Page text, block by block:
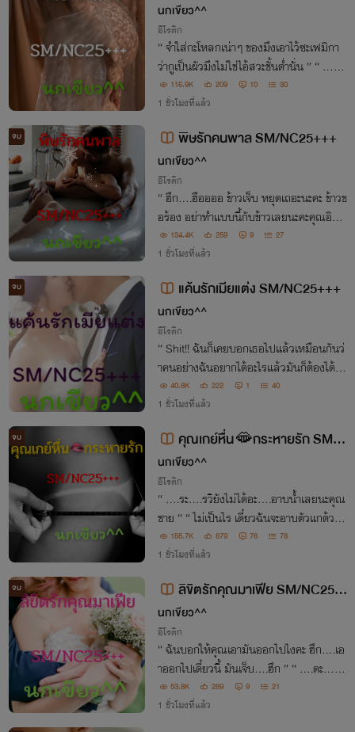
นกเขียว^^
อีโรติก
“ จำใส่กะโหลกเน่าๆ ของมึงเอาไว้ซะเฟมิกา
ว่ากูเป็นผัวมึงไม่ใช่ไอ้สวะชั้นต่ำนั่น ” “ …พ
ะ…พี่เลจะทำอะไร… ” “ กรี๊ดดดดดดดด!!!!!!!!!
”
116.9K 209 10 30
1 ชั่วโมงที่แล้ว
จบ พิษรักคนพาล SM/NC25+++
นกเขียว^^
อีโรติก
“ ฮึก….ฮืออออ ข้าวเจ็บ หยุดเถอะนะคะ ข้าวข
อร้อง อย่าทำแบบนี้กับข้าวเลยนะคะคุณอิษ
ข้าวเจ็บจริงๆ เจ็บมาก ไม่ไหวแล้วค่ะ ฮึก….ฮื
ออออ ” “ งั้นเหรอ หึ!! แต่ยิ่งเธอร้องไห้แบบ
134.4K 259 9 27
1 ชั่วโมงที่แล้ว
จบ แค้นรักเมียแต่ง SM/NC25+++
นกเขียว^^
อีโรติก
“ Shit!! ฉันก็เคยบอกเธอไปแล้วเหมือนกันว่
าคนอย่างฉันอยากได้อะไรแล้วมันก็ต้องได้ทั้
งนั้น ” “ อ๊ะ!! ปล่อยฉันนะ หยุดทำเรื่องทุเรศ
สกปรกแบบนี้กับฉันสักที อื้ออออ!!!!! หยุดน
ะ….กรี๊ดดดดดดดดด ”
40.8K 222 1 40
1 ชั่วโมงที่แล้ว
จบ
คุณเกย์หื่น🫦กระหายรัก SM/N
C25+++
นกเขียว^^
อีโรติก
“ ….ระ….รวิยังไม่ได้อะ….อาบน้ำเลยนะคุณ
ชาย ” “ ไม่เป็นไร เดี๋ยวฉันจะอาบตัวแกด้วย
น้ำของฉันเอง~~ ”
155.7K 879 78 78
1 ชั่วโมงที่แล้ว
จบ
ลิขิตรักคุณมาเฟีย SM/NC25+
++
นกเขียว^^
อีโรติก
“ ฉันบอกให้คุณเอามันออกไปไงคะ ฮึก….เอ
าออกไปเดี๋ยวนี้ มันเจ็บ….ฮึก ” “ ….ดะ….เดี๋
ยวฉันจะทำให้เธอหายเจ็บเอง~~ ”
53.8K 289 9 21
1 ชั่วโมงที่แล้ว